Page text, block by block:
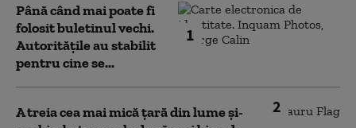
1
Până când mai poate fi
folosit buletinul vechi.
Autoritățile au stabilit
pentru cine se...
2
A treia cea mai mică țară din lume și-